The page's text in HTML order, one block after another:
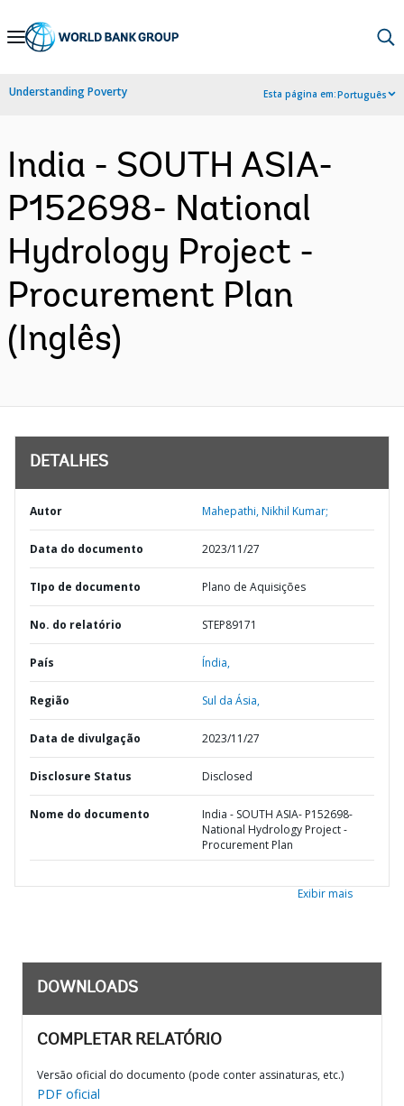
Skip
Navigation
Understanding Poverty Esta página em:Português
India - SOUTH ASIA-
P152698- National
Hydrology Project -
Procurement Plan
(Inglês)
DETALHES
Autor Mahepathi, Nikhil Kumar;
Data do documento 2023/11/27
TIpo de documento Plano de Aquisições
No. do relatório STEP89171
País Índia,
Região Sul da Ásia,
Data de divulgação 2023/11/27
Disclosure Status Disclosed
Nome do documento
India - SOUTH ASIA- P152698-
National Hydrology Project -
Procurement Plan
Exibir mais
DOWNLOADS
COMPLETAR RELATÓRIO
Versão oficial do documento (pode conter assinaturas, etc.)
PDF oficial